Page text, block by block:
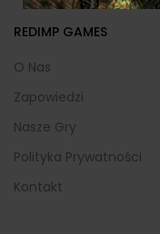
REDIMP GAMES
O Nas
Zapowiedzi
Nasze Gry
Polityka Prywatności
Kontakt